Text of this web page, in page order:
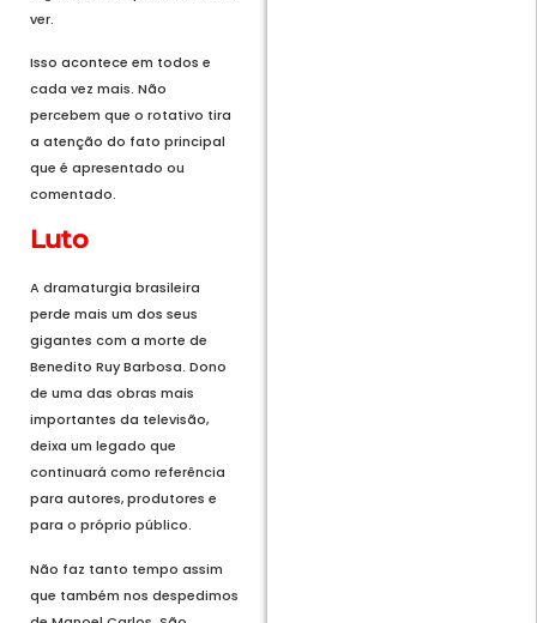
ver.
Isso acontece em todos e
cada vez mais. Não
percebem que o rotativo tira
a atenção do fato principal
que é apresentado ou
comentado.
Luto
A dramaturgia brasileira
perde mais um dos seus
gigantes com a morte de
Benedito Ruy Barbosa. Dono
de uma das obras mais
importantes da televisão,
deixa um legado que
continuará como referência
para autores, produtores e
para o próprio público.
Não faz tanto tempo assim
que também nos despedimos